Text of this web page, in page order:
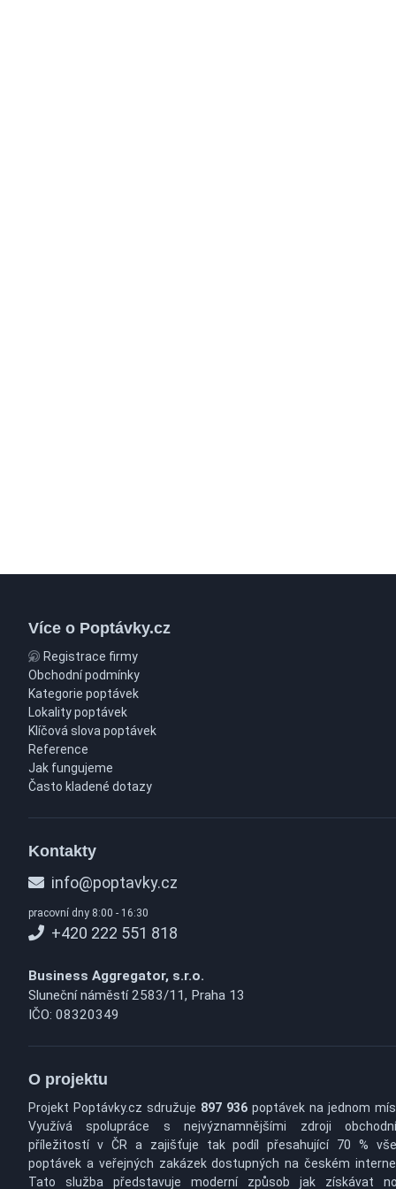
Více o Poptávky.cz
Registrace firmy
Obchodní podmínky
Kategorie poptávek
Lokality poptávek
Klíčová slova poptávek
Reference
Jak fungujeme
Často kladené dotazy
Kontakty
info@poptavky.cz
pracovní dny 8:00 - 16:30
+420 222 551 818
Business Aggregator, s.r.o.
Sluneční náměstí 2583/11, Praha 13
IČO: 08320349
O projektu
Projekt Poptávky.cz sdružuje 897 936 poptávek na jednom
Využívá spolupráce s nejvýznamnějšími zdroji
příležitostí v ČR a zajišťuje tak podíl přesahující 70 %
poptávek a veřejných zakázek dostupných na českém
Tato služba představuje moderní způsob jak získávat